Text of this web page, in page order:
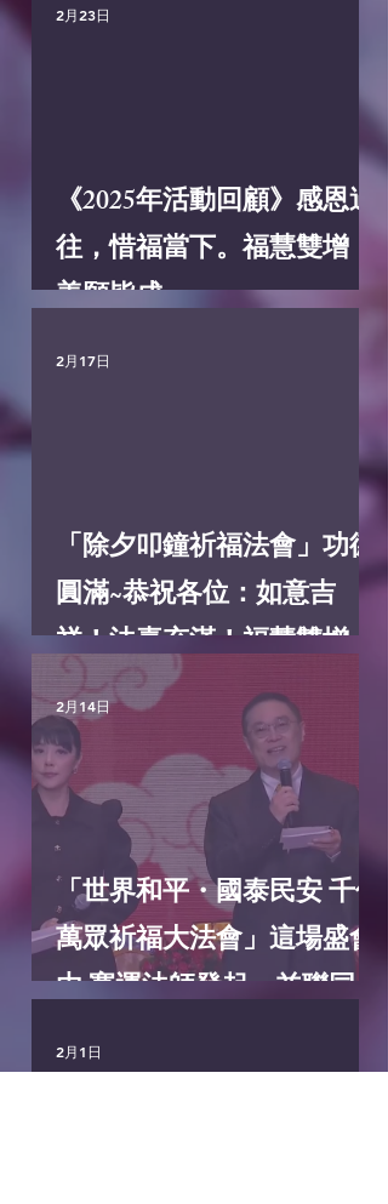
《2025年活動回顧》感恩過
往，惜福當下。福慧雙增，
善願皆成。
2月23日
「除夕叩鐘祈福法會」功德
圓滿~恭祝各位：如意吉
祥！法喜充滿！福慧雙增！
諸事圓滿！
2月17日
「世界和平・國泰民安 千僧
萬眾祈福大法會」這場盛會
由 寬運法師發起，並聯同各
界共同啟建，已圓滿舉行🎉
如閣下當天未能親臨法會,
2月14日
2月1日